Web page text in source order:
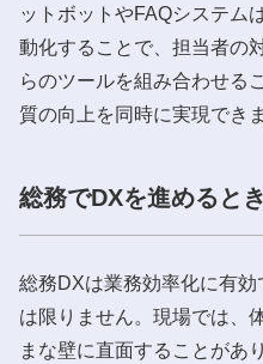
ットボットやFAQシステム
動化することで、担当者の
らのツールを組み合わせる
質の向上を同時に実現できま
総務でDXを進めると
総務DXは業務効率化に有
は限りません。現場では、
まな壁に直面することがあ